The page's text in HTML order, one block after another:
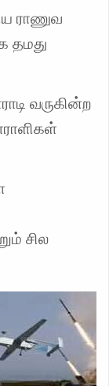
ராணுவ
தமது
வருகின்ற
சில